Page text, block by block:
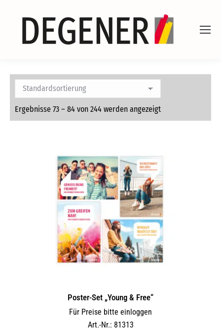
Ergebnisse 73 – 84 von 244 werden angezeigt
Poster-Set „Young & Free“
Für Preise bitte einloggen
Art.-Nr.: 81313